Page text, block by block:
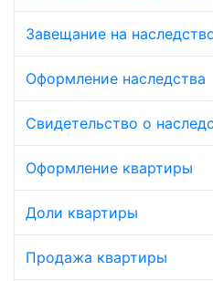
Завещание на
Оформление наследства
Свидетельство о
Оформление квартиры
Доли квартиры
Продажа квартиры